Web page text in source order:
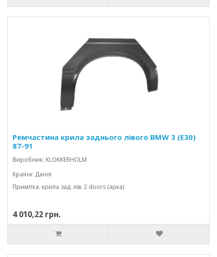
Ремчастина крила заднього лівого BMW 3 (E30)
87-91
Виробник: KLOKKERHOLM
Країна: Данія
Примітка: крила зад. лів. 2 doors (арка)
4 010,22 грн.